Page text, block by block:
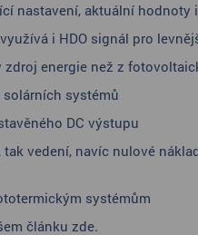
nastavení, aktuální hodnoty
i HDO signál pro
energie než z
systémů
DC výstupu
vedení, navíc nulové
systémům
článku zde.